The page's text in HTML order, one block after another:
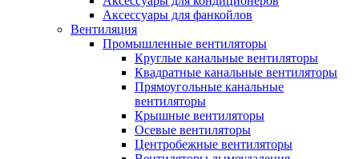
Аксессуары для фанкойлов
Вентиляция
Промышленные вентиляторы
Круглые канальные вентиляторы
Квадратные канальные вентиляторы
Прямоугольные канальные
вентиляторы
Крышные вентиляторы
Осевые вентиляторы
Центробежные вентиляторы